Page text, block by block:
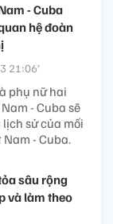
- Cuba
hệ đoàn
21:06’
phụ nữ hai
- Cuba sẽ
sử của mối
- Cuba.
sâu rộng
và làm theo